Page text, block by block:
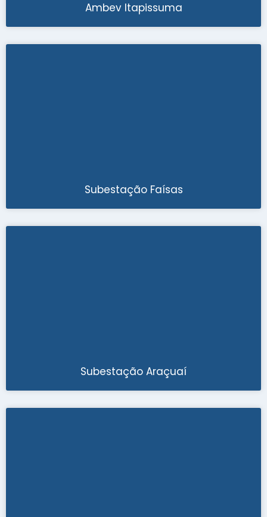
Ambev Itapissuma
Subestação Faísas
Subestação Araçuaí